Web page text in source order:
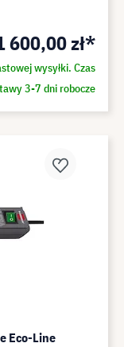
600,00 zł*
wysyłki. Czas
3-7 dni robocze
Eco-Line